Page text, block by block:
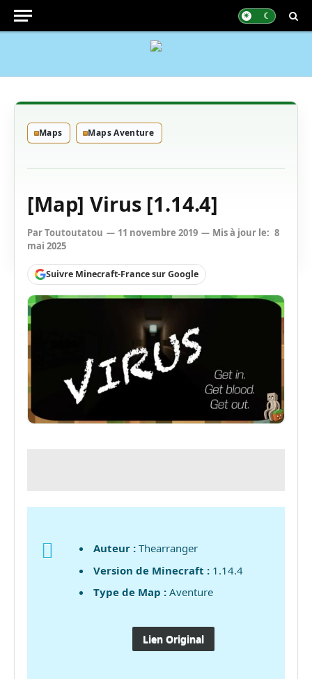
Maps Maps Aventure
[Map] Virus [1.14.4]
ParToutoutatou 11 novembre 2019 Mis à jour le: 8
mai 2025
Suivre Minecraft-France sur Google
Auteur : Thearranger
Version de Minecraft : 1.14.4
Type de Map : Aventure
Lien Original